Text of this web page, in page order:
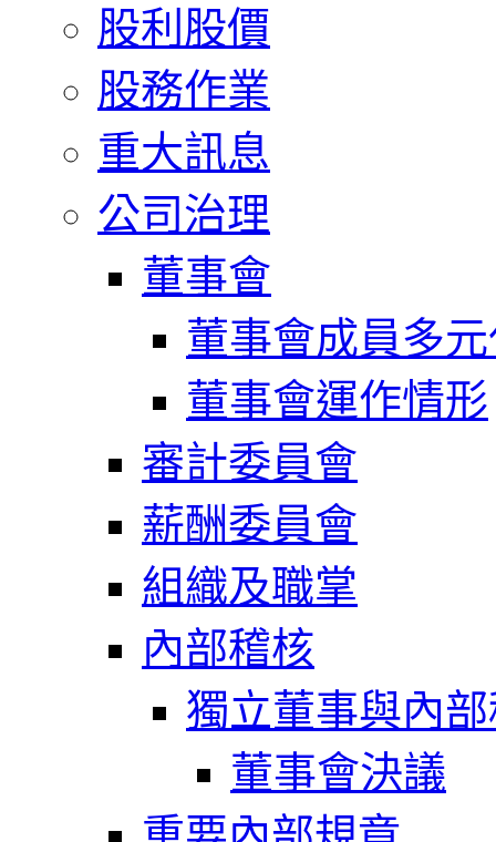
股利股價
股務作業
重大訊息
公司治理
董事會
董事會成員多
董事會運作情形
審計委員會
薪酬委員會
組織及職掌
內部稽核
獨立董事與內
董事會決議